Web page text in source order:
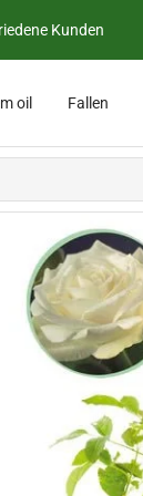
Kunden
oil Fallen